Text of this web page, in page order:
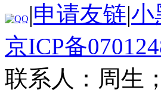
|申请友链|小
京ICP备
联系人：周生